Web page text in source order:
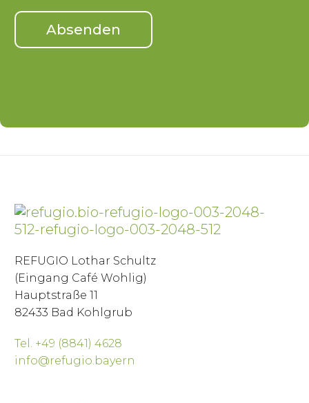
REFUGIO Lothar Schultz
(Eingang Café Wohlig)
Hauptstraße 11
82433 Bad Kohlgrub
Tel. +49 (8841) 4628
info@refugio.bayern